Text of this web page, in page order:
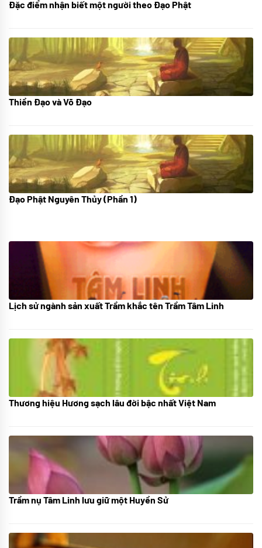
01/06/2024
Đặc điểm nhận biết một người theo Đạo Phật
30/11/2022
Thiền Đạo và Võ Đạo
08/06/2022
Đạo Phật Nguyên Thủy (Phần 1)
21/10/2025
Lịch sử ngành sản xuất Trầm khắc tên Trầm Tâm Linh
18/10/2025
Thương hiệu Hương sạch lâu đời bậc nhất Việt Nam
05/10/2025
Trầm nụ Tâm Linh lưu giữ một Huyền Sử